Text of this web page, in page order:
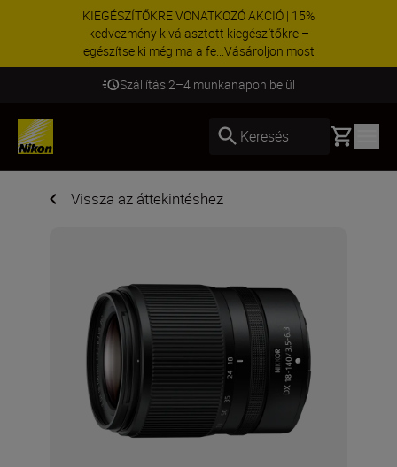
KIEGÉSZÍTŐKRE VONATKOZÓ AKCIÓ | 15%
kedvezmény kiválasztott kiegészítőkre –
egészítse ki még ma a fe...Vásároljon most
Szállítás 2–4 munkanapon belül
Keresés Basket
Vissza az áttekintéshez